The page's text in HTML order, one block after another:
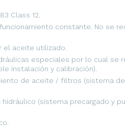
Class 12.
constante. No se
el aceite utilizado.
especiales por lo cual se
instalación y calibración).
de aceite / filtros (sistema
(sistema precargado y